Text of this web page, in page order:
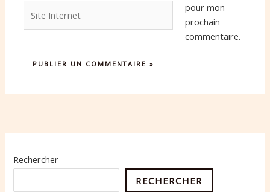
Internet
pour mon
prochain
commentaire.
Rechercher
RECHERCHER